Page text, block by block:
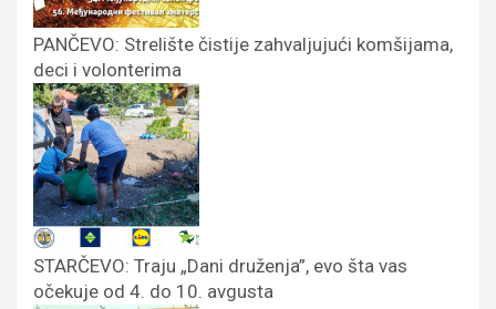
PANČEVO: Strelište čistije zahvaljujući komšijama,
deci i volonterima
STARČEVO: Traju „Dani druženja”, evo šta vas
očekuje od 4. do 10. avgusta